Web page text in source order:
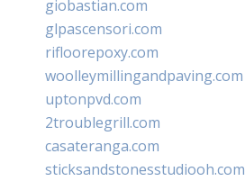
giobastian.com
glpascensori.com
rifloorepoxy.com
woolleymillingandpaving.com
uptonpvd.com
2troublegrill.com
casateranga.com
sticksandstonesstudiooh.com